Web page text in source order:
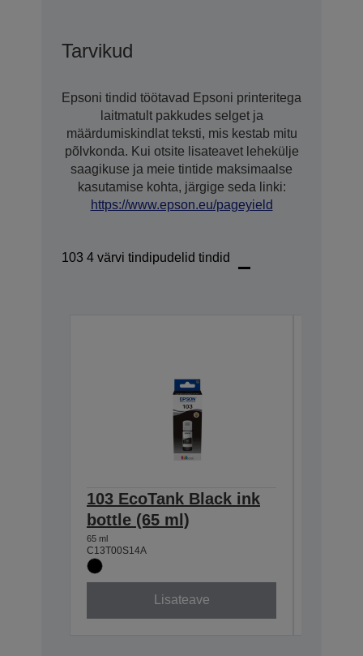
Tarvikud
Epsoni tindid töötavad Epsoni printeritega
laitmatult pakkudes selget ja
määrdumiskindlat teksti, mis kestab mitu
põlvkonda. Kui otsite lisateavet lehekülje
saagikuse ja meie tintide maksimaalse
kasutamise kohta, järgige seda linki:
https://www.epson.eu/pageyield
103 4 värvi tindipudelid tindid
103 EcoTank Black ink
bottle (65 ml)
65 ml
C13T00S14A
Lisateave